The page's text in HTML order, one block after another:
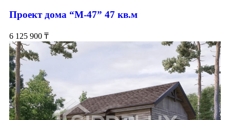
Проект дома “М-47” 47 кв.м
6 125 900 ₸